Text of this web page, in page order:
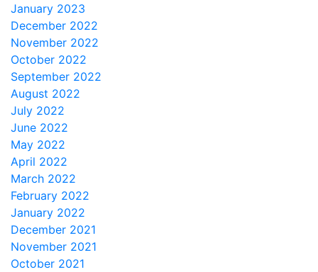
January 2023
December 2022
November 2022
October 2022
September 2022
August 2022
July 2022
June 2022
May 2022
April 2022
March 2022
February 2022
January 2022
December 2021
November 2021
October 2021